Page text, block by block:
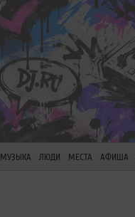
МУЗЫКА ЛЮДИ МЕСТА АФИША